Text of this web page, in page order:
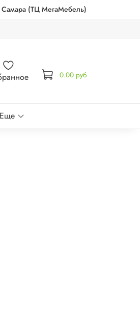
(ТЦ МегаМебель)
0.00 руб
Еще